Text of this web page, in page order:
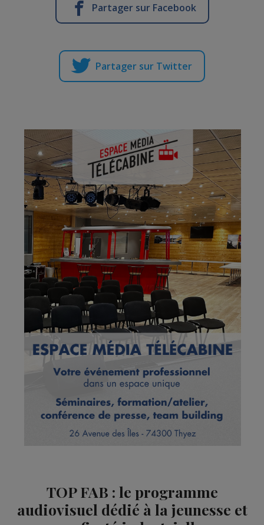
Partager sur Facebook
Partager sur Twitter
TOP FAB : le programme
audiovisuel dédié à la jeunesse et